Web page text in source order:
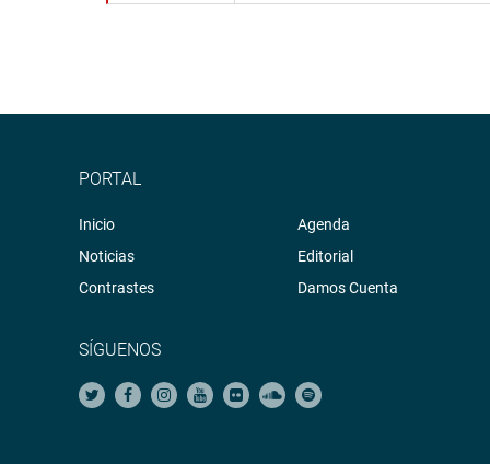
PORTAL
Inicio
Noticias
Contrastes
Agenda
Editorial
Damos Cuenta
SÍGUENOS